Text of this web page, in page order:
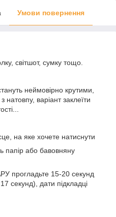
Умови повернення
світшот, сумку тощо.
неймовірно крутими,
натовпу, варіант заклеїти
на яке хочете натиснути
папір або бавовняну
прогладьте 15-20 секунд
секунд), дати підкладці